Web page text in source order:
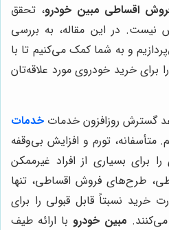
اقساطی مبین خودرو، تحقق
نیست. در این مقاله، به بررسی
و به شما کمک می‌کنیم تا با
برای خرید خودروی مورد علاقه‌تان
گسترش روزافزون خدمات خدمات
تورم و افزایش بی‌وقفه
برای بسیاری از افراد غیرممکن
طرح‌های فروش اقساطی، تنها
خرید نسبتاً قابل قبولی را برای
مبین خودرو با ارائه طیف